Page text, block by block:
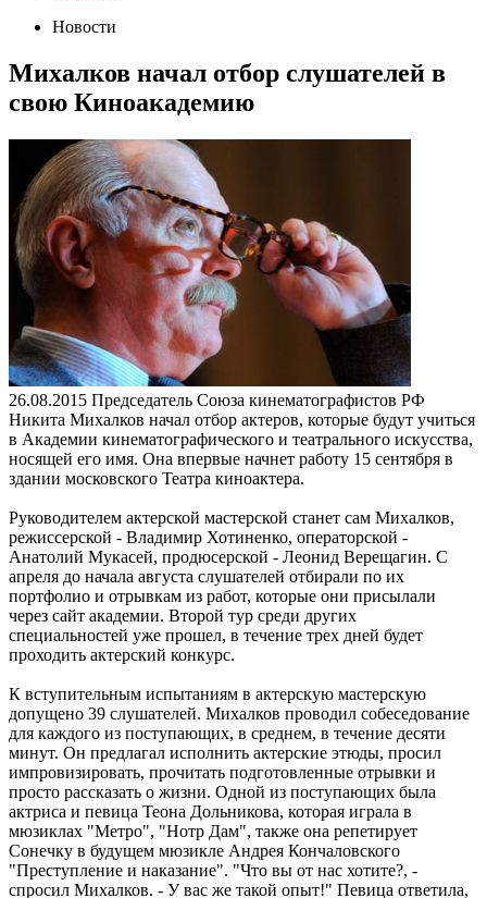
Новости
Михалков начал отбор слушателей в
свою Киноакадемию
26.08.2015 Председатель Союза кинематографистов РФ
Никита Михалков начал отбор актеров, которые будут учиться
в Академии кинематографического и театрального искусства,
носящей его имя. Она впервые начнет работу 15 сентября в
здании московского Театра киноактера.
Руководителем актерской мастерской станет сам Михалков,
режиссерской - Владимир Хотиненко, операторской -
Анатолий Мукасей, продюсерской - Леонид Верещагин. С
апреля до начала августа слушателей отбирали по их
портфолио и отрывкам из работ, которые они присылали
через сайт академии. Второй тур среди других
специальностей уже прошел, в течение трех дней будет
проходить актерский конкурс.
К вступительным испытаниям в актерскую мастерскую
допущено 39 слушателей. Михалков проводил собеседование
для каждого из поступающих, в среднем, в течение десяти
минут. Он предлагал исполнить актерские этюды, просил
импровизировать, прочитать подготовленные отрывки и
просто рассказать о жизни. Одной из поступающих была
актриса и певица Теона Дольникова, которая играла в
мюзиклах "Метро", "Нотр Дам", также она репетирует
Сонечку в будущем мюзикле Андрея Кончаловского
"Преступление и наказание". "Что вы от нас хотите?, -
спросил Михалков. - У вас же такой опыт!" Певица ответила,